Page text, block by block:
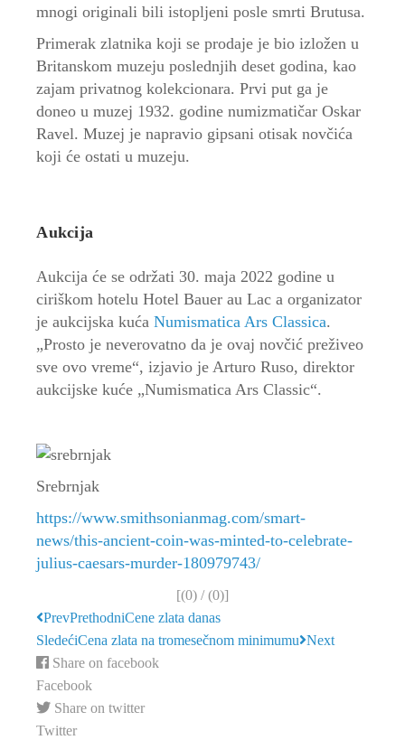
mnogi originali bili istopljeni posle smrti Brutusa.
Primerak zlatnika koji se prodaje je bio izložen u
Britanskom muzeju poslednjih deset godina, kao
zajam privatnog kolekcionara. Prvi put ga je
doneo u muzej 1932. godine numizmatičar Oskar
Ravel. Muzej je napravio gipsani otisak novčića
koji će ostati u muzeju.
Aukcija
Aukcija će se održati 30. maja 2022 godine u
ciriškom hotelu Hotel Bauer au Lac a organizator
je aukcijska kućaNumismatica Ars Classica.
„Prosto je neverovatno da je ovaj novčić preživeo
sve ovo vreme“, izjavio je Arturo Ruso, direktor
aukcijske kuće „Numismatica Ars Classic“.
Srebrnjak
https://www.smithsonianmag.com/smart-
news/this-ancient-coin-was-minted-to-celebrate-
julius-caesars-murder-180979743/
[(0) / (0)]
PrevPrethodniCene zlata danas
SledećiCena zlata na tromesečnom minimumu Next
Share on facebook
Facebook
Share on twitter
Twitter